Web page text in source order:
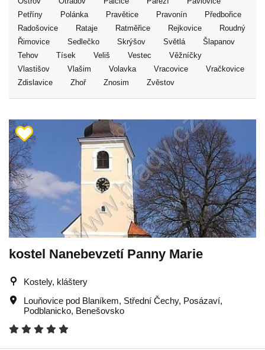
Petříny
Polánka Pravětice Pravonín
Předbořice
Radošovice
Rataje Ratměřice Rejkovice
Roudný
Řimovice
Sedlečko Skrýšov Světlá
Šlapanov
Tehov
Tísek Veliš Vestec
Věžníčky
Vlastišov
Vlašim Volavka Vracovice
Vračkovice
Zdislavice
Zhoř Znosim Zvěstov
kostel Nanebevzetí Panny Marie
Kostely, kláštery
Louňovice pod Blaníkem, Střední Čechy, Posázaví,
Podblanicko, Benešovsko